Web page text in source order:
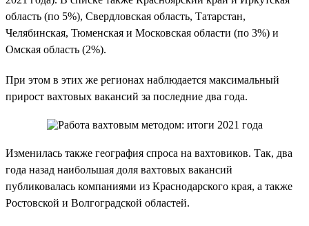
область (по 5%), Свердловская область, Татарстан,
Челябинская, Тюменская и Московская области (по 3%) и
Омская область (2%).
При этом в этих же регионах наблюдается максимальный
прирост вахтовых вакансий за последние два года.
Изменилась также география спроса на вахтовиков. Так, два
года назад наибольшая доля вахтовых вакансий
публиковалась компаниями из Краснодарского края, а также
Ростовской и Волгоградской областей.